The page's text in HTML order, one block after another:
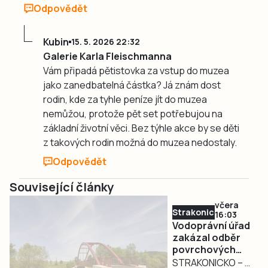
Odpovědět
Kubin 15. 5. 2026 22:32
Galerie Karla Fleischmanna
Vám připadá pětistovka za vstup do muzea
jako zanedbatelná částka? Já znám dost
rodin, kde za tyhle peníze jít do muzea
nemůžou, protože pět set potřebujou na
základní životní věci. Bez týhle akce by se děti
z takových rodin možná do muzea nedostaly.
Odpovědět
Související články
Strakonicko
včera
16:03
Vodoprávní úřad
zakázal odběr
povrchových
vod na
STRAKONICKO – V